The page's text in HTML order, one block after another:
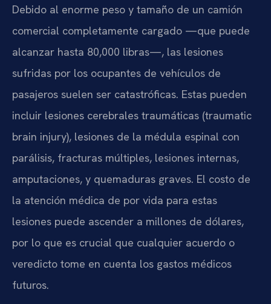
Debido al enorme peso y tamaño de un camión
comercial completamente cargado —que puede
alcanzar hasta 80,000 libras—, las lesiones
sufridas por los ocupantes de vehículos de
pasajeros suelen ser catastróficas. Estas pueden
incluir lesiones cerebrales traumáticas (traumatic
brain injury), lesiones de la médula espinal con
parálisis, fracturas múltiples, lesiones internas,
amputaciones, y quemaduras graves. El costo de
la atención médica de por vida para estas
lesiones puede ascender a millones de dólares,
por lo que es crucial que cualquier acuerdo o
veredicto tome en cuenta los gastos médicos
futuros.